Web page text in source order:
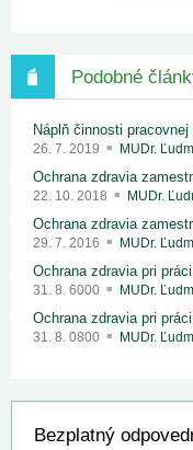
Podobné
Náplň činnosti
26. 7. 2019 MUDr.
Ochrana zdravia
22. 10. 2018 MUDr.
Ochrana zdravia
29. 7. 2016 MUDr.
Ochrana zdravia pri
31. 8. 6000 MUDr.
Ochrana zdravia pri
31. 8. 0800 MUDr.
Bezplatný